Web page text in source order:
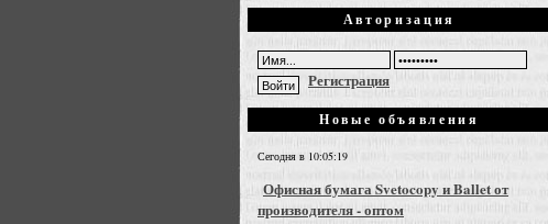
Авторизация
Регистрация
Новые объявления
Сегодня в 10:05:19
Офисная бумага Svetocopy и Ballet от
производителя - оптом